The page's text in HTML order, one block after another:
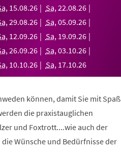
, 15.08.26 Sa,22.08.26
,29.08.26 Sa,05.09.26
, 12.09.26 Sa, 19.09.26
,26.09.26 Sa,03.10.26
, 10.10.26 Sa, 17.10.26
können, damit Sie mit Spaß
die praxistauglichen
und Foxtrott....wie auch der
Wünsche und Bedürfnisse der